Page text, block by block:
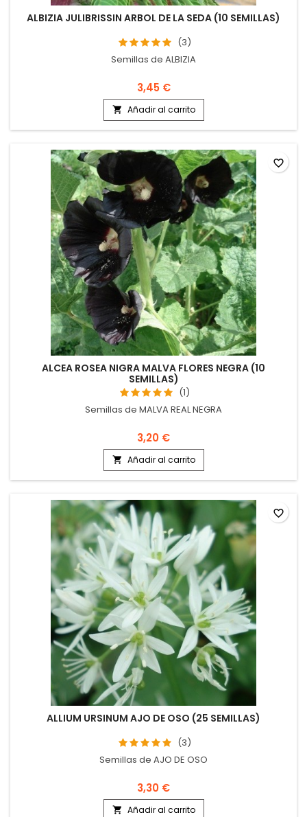
ALBIZIA JULIBRISSIN ARBOL DE LA SEDA (10 SEMILLAS)
(3)
Semillas de ALBIZIA
3,45 €
 Añadir al carrito
ALCEA ROSEA NIGRA MALVA FLORES NEGRA (10
SEMILLAS)
(1)
Semillas de MALVA REAL NEGRA
3,20 €
 Añadir al carrito
favorite_border
ALLIUM URSINUM AJO DE OSO (25 SEMILLAS)
(3)
Semillas de AJO DE OSO
3,30 €
 Añadir al carrito
favorite_border